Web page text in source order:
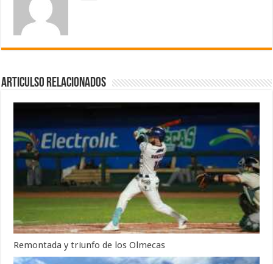
Articulso Relacionados
Remontada y triunfo de los Olmecas